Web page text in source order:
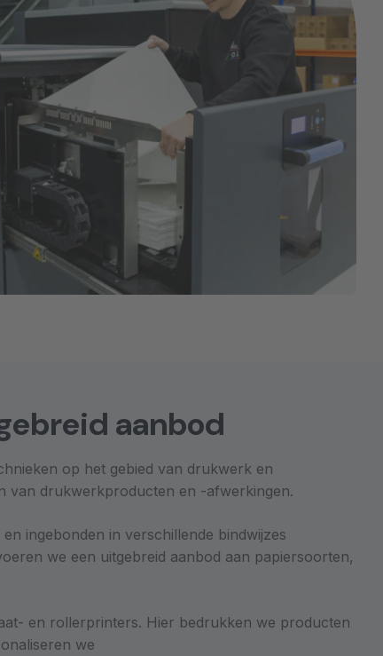
aanbod
op het gebied van drukwerk en
van drukwerkproducten en -afwerkingen.
ingebonden in verschillende bindwijzes
we een uitgebreid aanbod aan papiersoorten,
en rollerprinters. Hier bedrukken we producten
we